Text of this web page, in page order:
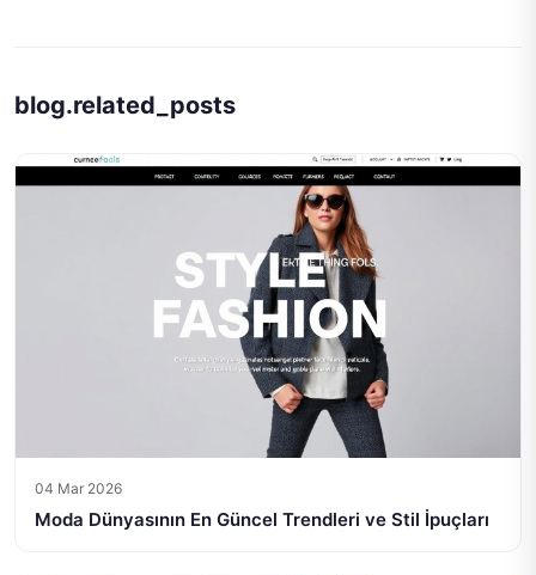
blog.related_posts
04 Mar 2026
Moda Dünyasının En Güncel Trendleri ve Stil İpuçları